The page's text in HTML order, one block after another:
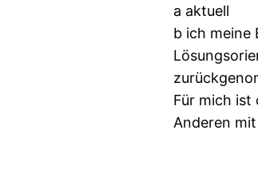
a aktuell
b ich meine
Für mich ist
Anderen